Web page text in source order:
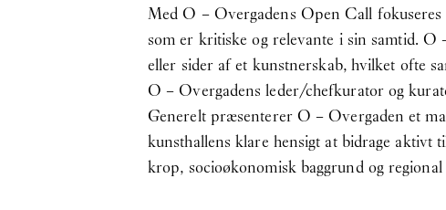
Med O – Overgadens Open Call
som er kritiske og relevante i sin samtid.
eller sider af et kunstnerskab, hvilket ofte
O – Overgadens leder/chefkurator og
Generelt præsenterer O – Overgaden et
kunsthallens klare hensigt at bidrage aktivt
krop, socioøkonomisk baggrund og